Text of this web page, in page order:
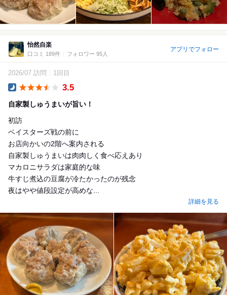
怡然自楽
口コミ 189件 フォロワー 95人
アプリでフォロー
2026/07 訪問 1回目
3.5
自家製しゅうまいが旨い！
初訪
ベイスターズ戦の前に
お店向かいの2階へ案内される
自家製しゅうまいは肉肉しく食べ応えあり
マカロニサラダは家庭的な味
牛すじ煮込の豆腐が冷たかったのが残念
夜はやや値段設定が高めな...
詳細を見る